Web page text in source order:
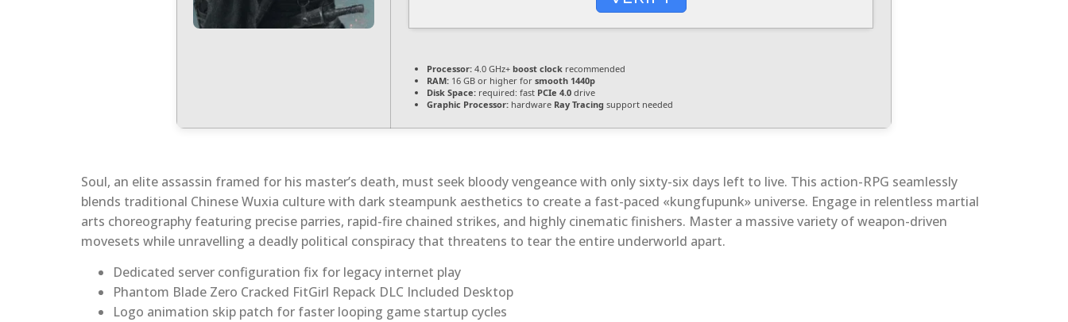
Processor: 4.0 GHz+ boost clock recommended
RAM: 16 GB or higher for smooth 1440p
Disk Space: required: fast PCIe 4.0 drive
Graphic Processor: hardware Ray Tracing support needed
Soul, an elite assassin framed for his master’s death, must seek bloody vengeance with only sixty-six days left to live. This action-RPG seamlessly
blends traditional Chinese Wuxia culture with dark steampunk aesthetics to create a fast-paced «kungfupunk» universe. Engage in relentless martial
arts choreography featuring precise parries, rapid-fire chained strikes, and highly cinematic finishers. Master a massive variety of weapon-driven
movesets while unravelling a deadly political conspiracy that threatens to tear the entire underworld apart.
Dedicated server configuration fix for legacy internet play
Phantom Blade Zero Cracked FitGirl Repack DLC Included Desktop
Logo animation skip patch for faster looping game startup cycles